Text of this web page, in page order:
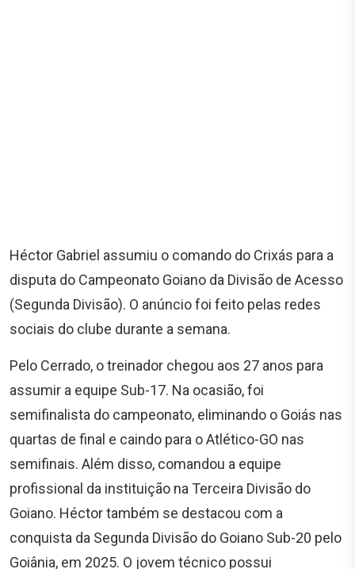
Héctor Gabriel assumiu o comando do Crixás para a
disputa do Campeonato Goiano da Divisão de Acesso
(Segunda Divisão). O anúncio foi feito pelas redes
sociais do clube durante a semana.
Pelo Cerrado, o treinador chegou aos 27 anos para
assumir a equipe Sub-17. Na ocasião, foi
semifinalista do campeonato, eliminando o Goiás nas
quartas de final e caindo para o Atlético-GO nas
semifinais. Além disso, comandou a equipe
profissional da instituição na Terceira Divisão do
Goiano. Héctor também se destacou com a
conquista da Segunda Divisão do Goiano Sub-20 pelo
Goiânia, em 2025. O jovem técnico possui